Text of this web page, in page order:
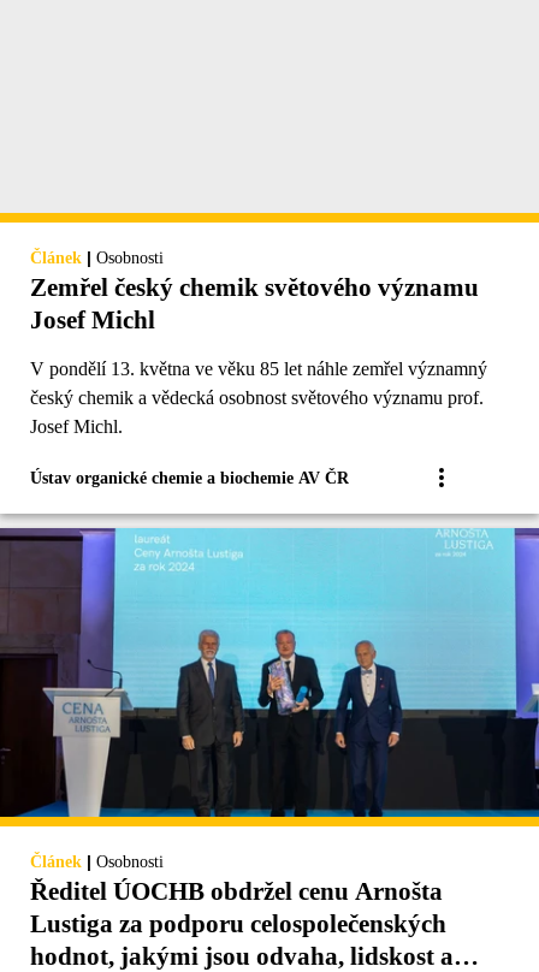
Článek | Osobnosti
Zemřel český chemik světového významu
Josef Michl
V pondělí 13. května ve věku 85 let náhle zemřel významný
český chemik a vědecká osobnost světového významu prof.
Josef Michl.
Ústav organické chemie a biochemie AV ČR
Článek | Osobnosti
Ředitel ÚOCHB obdržel cenu Arnošta
Lustiga za podporu celospolečenských
hodnot, jakými jsou odvaha, lidskost a